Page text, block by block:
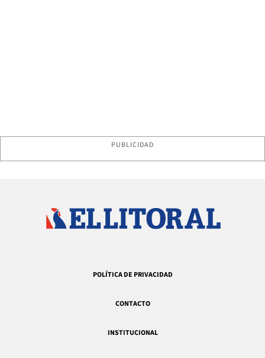
PUBLICIDAD
POLÍTICA DE PRIVACIDAD
CONTACTO
INSTITUCIONAL